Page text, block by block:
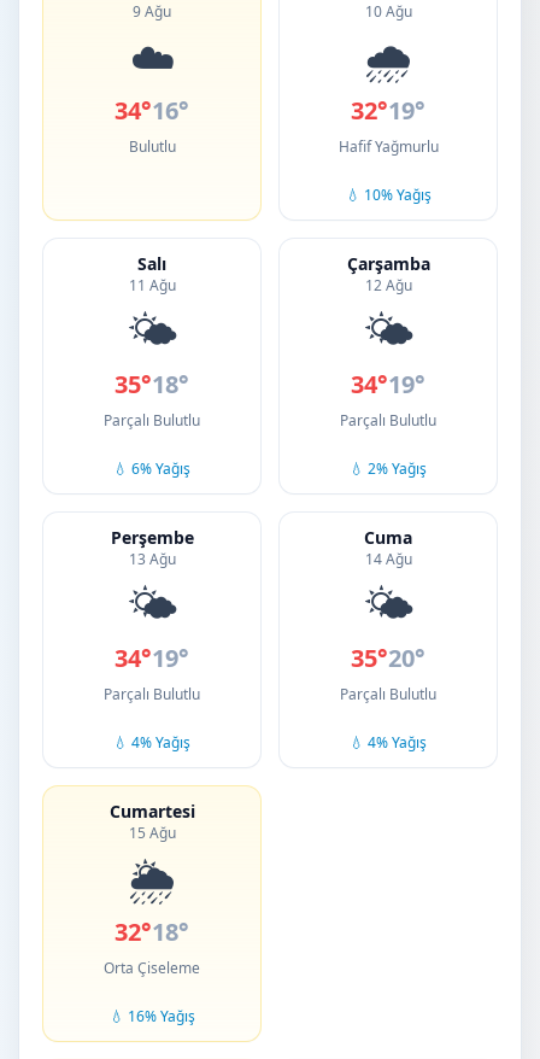
9 Ağu
☁️
34°16°
Bulutlu
10 Ağu
🌧️
32°19°
Hafif Yağmurlu
💧 10% Yağış
Salı
11 Ağu
🌤️
35°18°
Parçalı Bulutlu
💧 6% Yağış
Çarşamba
12 Ağu
🌤️
34°19°
Parçalı Bulutlu
💧 2% Yağış
Perşembe
13 Ağu
🌤️
34°19°
Parçalı Bulutlu
💧 4% Yağış
Cuma
14 Ağu
🌤️
35°20°
Parçalı Bulutlu
💧 4% Yağış
Cumartesi
15 Ağu
🌦️
32°18°
Orta Çiseleme
💧 16% Yağış